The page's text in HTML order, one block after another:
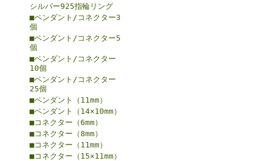
シルバー925指輪リング
■ペンダント/コネクター3
個
■ペンダント/コネクター5
個
■ペンダント/コネクター
10個
■ペンダント/コネクター
25個
■ペンダント（11mm）
■ペンダント（14×10mm）
■コネクター（6mm）
■コネクター（8mm）
■コネクター（11mm）
■コネクター（15×11mm）